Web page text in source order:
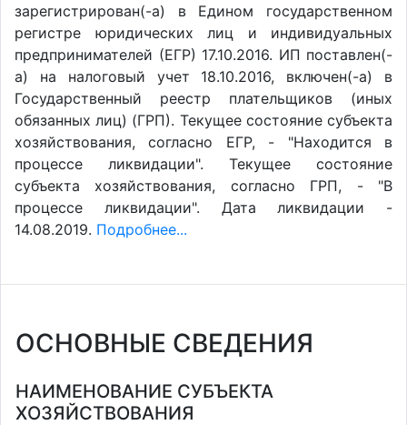
зарегистрирован(-а) в Едином государственном
регистре юридических лиц и индивидуальных
предпринимателей (ЕГР) 17.10.2016. ИП поставлен(-
a) на налоговый учет 18.10.2016, включен(-a) в
Государственный реестр плательщиков (иных
обязанных лиц) (ГРП). Текущее состояние субъекта
хозяйствования, согласно ЕГР, - "Находится в
процессе ликвидации". Текущее состояние
субъекта хозяйствования, согласно ГРП, - "В
процессе ликвидации". Дата ликвидации -
14.08.2019. Подробнее...
ОСНОВНЫЕ СВЕДЕНИЯ
НАИМЕНОВАНИЕ СУБЪЕКТА
ХОЗЯЙСТВОВАНИЯ